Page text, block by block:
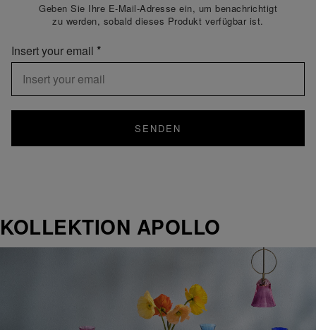
Geben Sie Ihre E-Mail-Adresse ein, um benachrichtigt
zu werden, sobald dieses Produkt verfügbar ist.
Insert your email
SENDEN
KOLLEKTION APOLLO